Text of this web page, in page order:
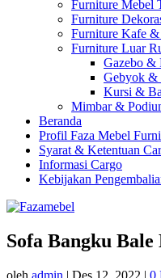
Furniture Mebel
Furniture
Furniture Kafe &
Furniture Luar
Gazebo &
Gebyok &
Kursi &
Mimbar &
Beranda
Profil Faza Mebel
Syarat & Ketentuan
Informasi Cargo
Kebijakan
Sofa Bangku
oleh admin | Des 12, 2022 | 0